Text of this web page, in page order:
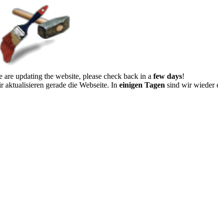
are updating the website, please check back in a few days!
aktualisieren gerade die Webseite. In einigen Tagen sind wir wieder